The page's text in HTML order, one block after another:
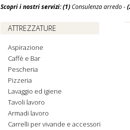
Scopri i nostri servizi: (1)Consulenza arredo -
ATTREZZATURE
Aspirazione
Caffè e Bar
Pescheria
Pizzeria
Lavaggio ed igiene
Tavoli lavoro
Armadi lavoro
Carrelli per vivande e accessori